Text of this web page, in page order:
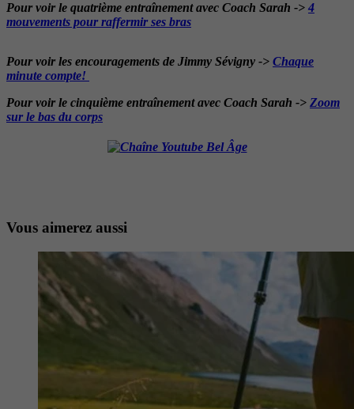
Pour voir le quatrième entraînement avec Coach Sarah -> 4
mouvements pour raffermir ses bras
Pour voir les encouragements de Jimmy Sévigny -> Chaque
minute compte!
Pour voir le cinquième entraînement avec Coach Sarah -> Zoom
sur le bas du corps
Vous aimerez aussi